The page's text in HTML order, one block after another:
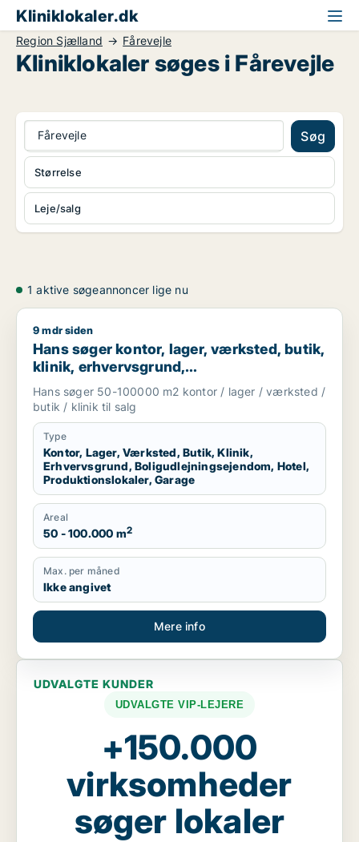
Kliniklokaler.dk
Region Sjælland Fårevejle
Kliniklokaler søges i Fårevejle
Fårevejle Søg
Leje/salg
Størrelse
1 aktive søgeannoncer lige nu
Hans søger kontor, lager, værksted, butik, klinik,
9 mdr siden
Hans søger kontor, lager, værksted, butik,
klinik, erhvervsgrund,
boligudlejningsejendom, hotel,
produktionslokaler eller garage til salg i
Region Sjælland
Hans søger 50-100000 m2 kontor / lager / værksted /
butik / klinik til salg
Type
Kontor, Lager, Værksted, Butik, Klinik,
Erhvervsgrund, Boligudlejningsejendom, Hotel,
Produktionslokaler, Garage
Areal
50 - 100.000 m2
Max. per måned
Ikke angivet
Mere info
UDVALGTE KUNDER
UDVALGTE VIP-LEJERE
+150.000
virksomheder
søger lokaler